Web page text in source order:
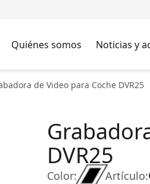
Quiénes somos Noticias y
de Video para Coche DVR25
Color:
DVR25
Artículo: